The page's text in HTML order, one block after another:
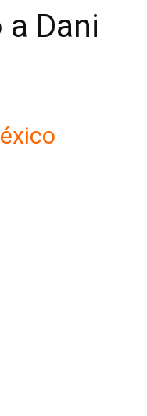
Dani